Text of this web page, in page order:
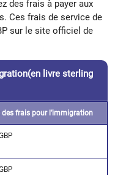
des frais à payer aux
Ces frais de service de
sur le site officiel de
livre sterling
des frais pour l’immigration